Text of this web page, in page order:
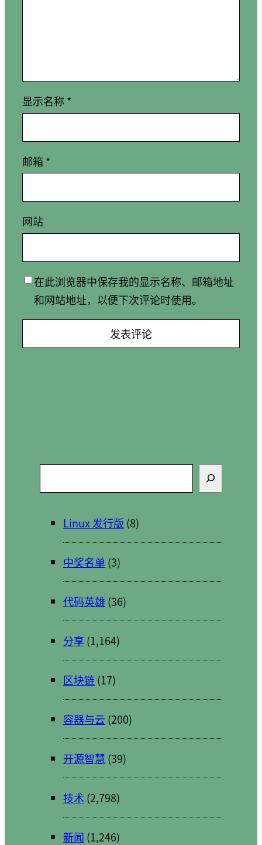
显示名称 *
邮箱 *
网站
在此浏览器中保存我的显示名称、邮箱地址
和网站地址，以便下次评论时使用。
索
Linux 发行版 (8)
中奖名单 (3)
代码英雄 (36)
分享 (1,164)
区块链(17)
容器与云 (200)
开源智慧 (39)
技术 (2,798)
新闻 (1,246)